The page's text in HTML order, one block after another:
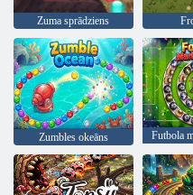
Zuma sprādziens
Zumbles okeāns